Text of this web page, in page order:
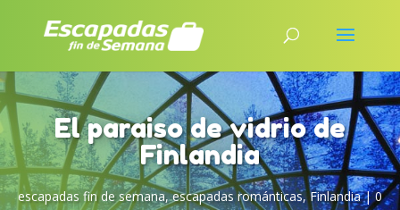
El paraiso de vidrio de
Finlandia
escapadas fin de semana,escapadas románticas,Finlandia|0